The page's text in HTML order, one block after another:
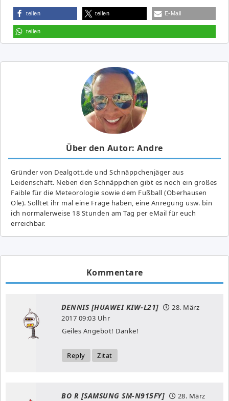
teilen teilen E-Mail
teilen
Über den Autor: Andre
Gründer von Dealgott.de und Schnäppchenjäger aus
Leidenschaft. Neben den Schnäppchen gibt es noch ein großes
Fai­ble für die Meteorologie sowie dem Fußball (Oberhausen
Ole). Solltet ihr mal eine Frage haben, eine Anregung usw. bin
ich normalerweise 18 Stunden am Tag per eMail für euch
erreichbar.
Kommentare
DENNIS [HUAWEI KIW-L21]
28. März
2017 09:03 Uhr
Geiles Angebot! Danke!
Reply Zitat
BO R [SAMSUNG SM-N915FY]
28. März